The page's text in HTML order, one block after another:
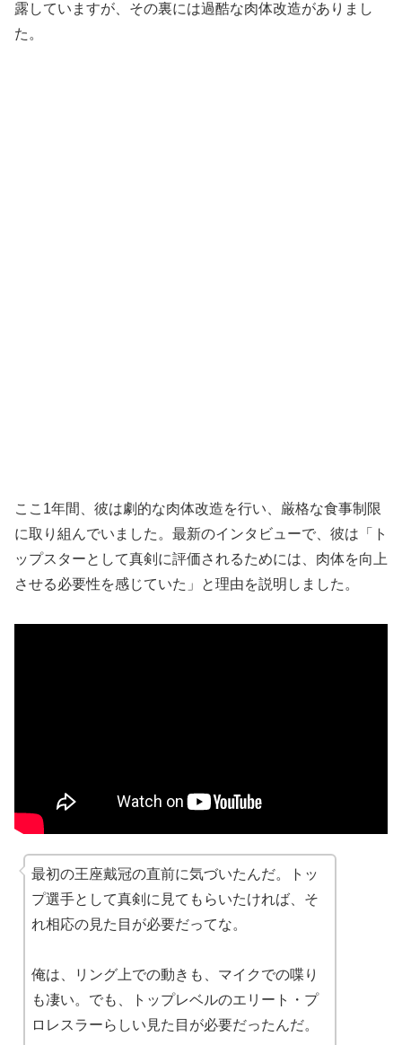
露していますが、その裏には過酷な肉体改造がありまし
た。
ここ1年間、彼は劇的な肉体改造を行い、厳格な食事制限
に取り組んでいました。最新のインタビューで、彼は「ト
ップスターとして真剣に評価されるためには、肉体を向上
させる必要性を感じていた」と理由を説明しました。
最初の王座戴冠の直前に気づいたんだ。トッ
プ選手として真剣に見てもらいたければ、そ
れ相応の見た目が必要だってな。
俺は、リング上での動きも、マイクでの喋り
も凄い。でも、トップレベルのエリート・プ
ロレスラーらしい見た目が必要だったんだ。